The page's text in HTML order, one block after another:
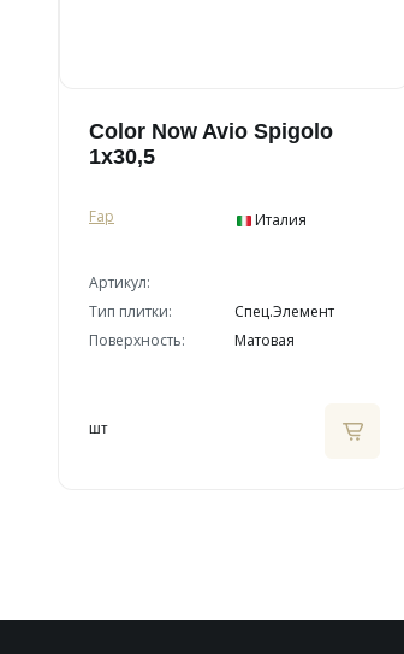
Color Now Avio Spigolo
1x30,5
Fap Италия
Артикул:
Тип плитки:
Спец.Элемент
Поверхность:
Матовая
шт